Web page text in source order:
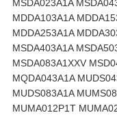
MSDA023A1A
MDDA103A1A
MDDA253A1A
MSDA403A1A
MSDA083A1XXV
MQDA043A1A
MUDS083A1A
MUMA012P1T